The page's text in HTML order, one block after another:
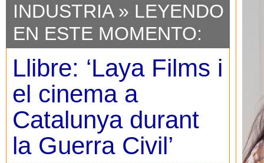
INDUSTRIA» LEYENDO
EN ESTE MOMENTO:
Llibre: ‘Laya Films i
el cinema a
Catalunya durant
la Guerra Civil’